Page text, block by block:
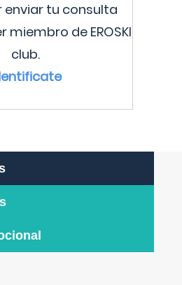
enviar tu consulta
miembro de EROSKI
club.